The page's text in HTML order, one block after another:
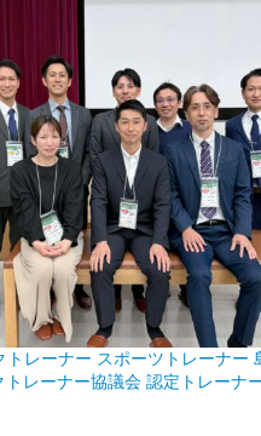
トレーナー スポーツトレーナー
トレーナー協議会 認定トレーナ